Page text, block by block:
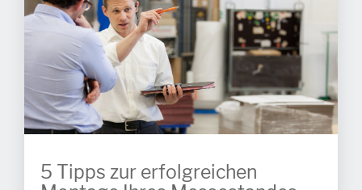
5 Tipps zur erfolgreichen